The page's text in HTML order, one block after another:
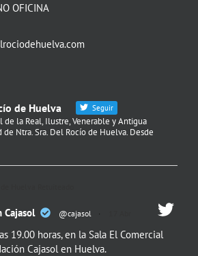
OFICINA
de Huelva Seguir
de la Real, Ilustre, Venerable y Antigua
de Ntra. Sra. Del Rocío de Huelva. Desde
Cajasol @cajasol ·
19.00 horas, en la Sala El Comercial
Cajasol en Huelva.